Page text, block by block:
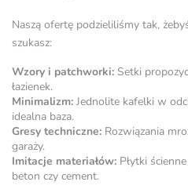
Naszą ofertę podzieliliśmy tak,
szukasz:
Wzory i patchworki: Setki
łazienek.
Minimalizm: Jednolite kafelki w
idealna baza.
Gresy techniczne: Rozwiązania
garaży.
Imitacje materiałów: Płytki
beton czy cement.